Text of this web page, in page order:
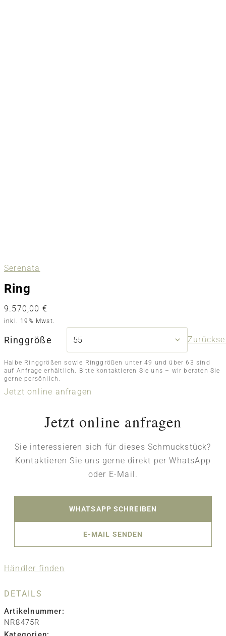
Serenata
Ring
9.570,00 €
inkl. 19% Mwst.
Ringgröße
Halbe Ringgrößen sowie Ringgrößen unter 49 und über 63 sind
auf Anfrage erhältlich. Bitte kontaktieren Sie uns – wir beraten Sie
gerne persönlich.
Jetzt online anfragen
Jetzt online anfragen
Sie interessieren sich für dieses Schmuckstück?
Kontaktieren Sie uns gerne direkt per WhatsApp
oder E-Mail.
WHATSAPP SCHREIBEN
E-MAIL SENDEN
Händler finden
DETAILS
Artikelnummer:
NR8475R